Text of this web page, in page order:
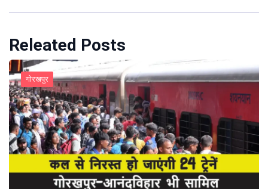
Releated Posts
गोरखपुर